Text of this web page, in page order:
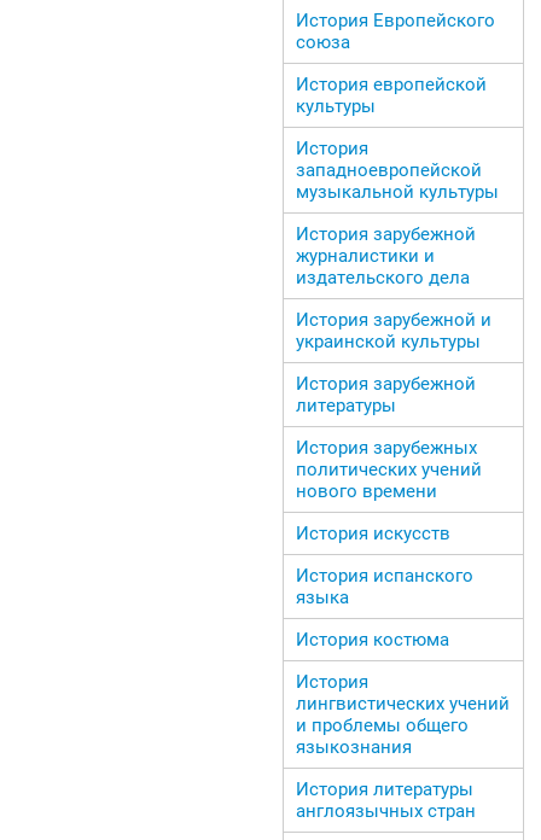
История Европейского
союза
История европейской
культуры
История
западноевропейской
музыкальной культуры
История зарубежной
журналистики и
издательского дела
История зарубежной и
украинской культуры
История зарубежной
литературы
История зарубежных
политических учений
нового времени
История искусств
История испанского
языка
История костюма
История
лингвистических учений
и проблемы общего
языкознания
История литературы
англоязычных стран